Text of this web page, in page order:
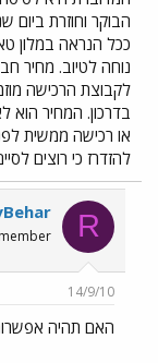
לקבוצת הרכישה
בדרכון. המחיר הוא
או רכישה ממשית
להזדרז כי רוצים
R
14/9/10
האם תהיה